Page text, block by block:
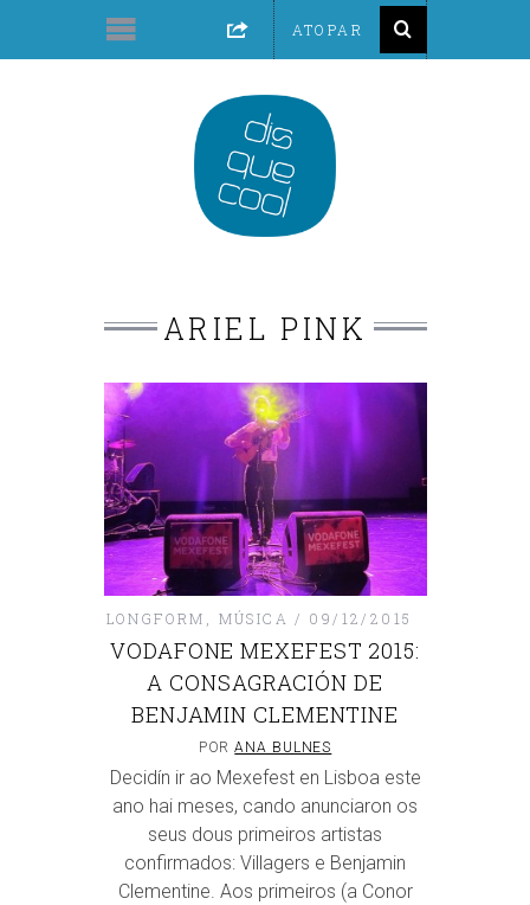
ARIEL PINK
LONGFORM , MÚSICA 09/12/2015
VODAFONE MEXEFEST 2015:
A CONSAGRACIÓN DE
BENJAMIN CLEMENTINE
PORANA BULNES
Decidín ir ao Mexefest en Lisboa este
ano hai meses, cando anunciaron os
seus dous primeiros artistas
confirmados: Villagers e Benjamin
Clementine. Aos primeiros (a Conor